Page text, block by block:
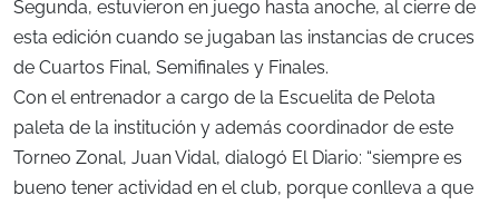
Segunda, estuvieron en juego hasta anoche, al cierre de
esta edición cuando se jugaban las instancias de cruces
de Cuartos Final, Semifinales y Finales.
Con el entrenador a cargo de la Escuelita de Pelota
paleta de la institución y además coordinador de este
Torneo Zonal, Juan Vidal, dialogó El Diario: “siempre es
bueno tener actividad en el club, porque conlleva a que